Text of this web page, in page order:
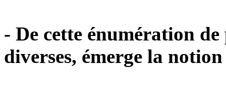
- De cette énumération
diverses, émerge la